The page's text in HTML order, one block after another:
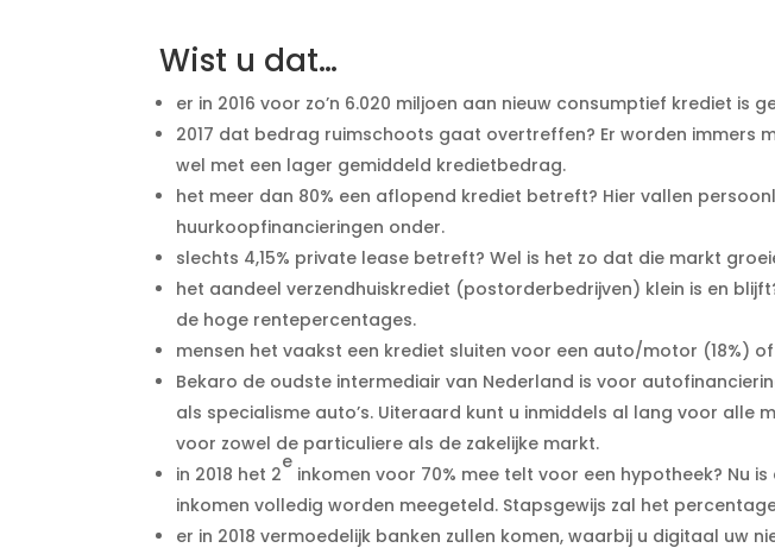
Wist u dat…
er in 2016 voor zo’n 6.020 miljoen aan nieuw consumptief krediet is
2017 dat bedrag ruimschoots gaat overtreffen? Er worden immers
wel met een lager gemiddeld kredietbedrag.
het meer dan 80% een aflopend krediet betreft? Hier vallen
huurkoopfinancieringen onder.
slechts 4,15% private lease betreft? Wel is het zo dat die markt
het aandeel verzendhuiskrediet (postorderbedrijven) klein is en
de hoge rentepercentages.
mensen het vaakst een krediet sluiten voor een auto/motor (18%) of
Bekaro de oudste intermediair van Nederland is voor
als specialisme auto’s. Uiteraard kunt u inmiddels al lang voor alle
voor zowel de particuliere als de zakelijke markt.
in 2018 het 2
e
inkomen voor 70% mee telt voor een hypotheek? Nu
inkomen volledig worden meegeteld. Stapsgewijs zal het
er in 2018 vermoedelijk banken zullen komen, waarbij u digitaal uw